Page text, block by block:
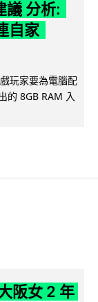
議 分析:
自家
玩家要為電腦配
的 8GB RAM 入
阪女 2 年